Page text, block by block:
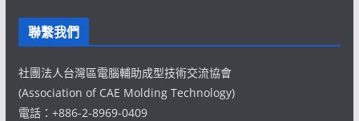
聯繫我們
社團法人台灣區電腦輔助成型技術交流協會
(Association of CAE Molding Technology)
電話：+886-2-8969-0409